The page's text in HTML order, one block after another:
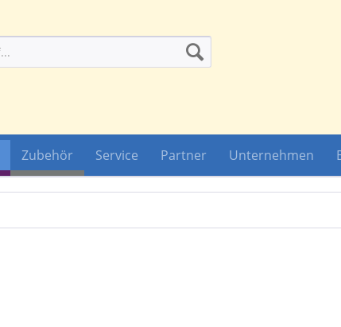
Zubehör Service Partner Unternehmen